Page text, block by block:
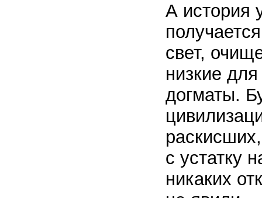
А история
свет,
низкие
догматы.
с устатку
никаких